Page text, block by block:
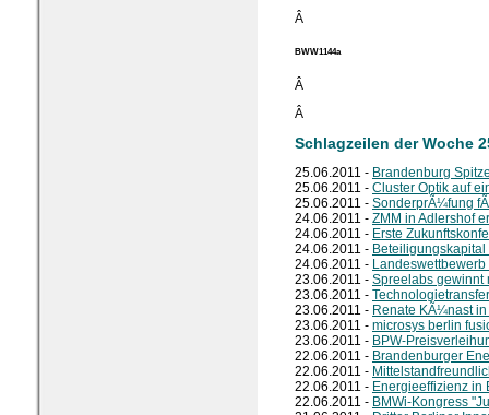
Â
BWW1144a
Â
Â
Schlagzeilen der Woche
25.06.2011 - Brandenburg
25.06.2011 - Cluster Optik auf
25.06.2011 - SonderprÃ¼fung
24.06.2011 - ZMM in Adlershof
24.06.2011 - Erste
24.06.2011 -
24.06.2011 -
23.06.2011 - Spreelabs gewinnt
23.06.2011 -
23.06.2011 - Renate KÃ¼nast
23.06.2011 - microsys berlin
23.06.2011 - BPW-
22.06.2011 - Brandenburger
22.06.2011 -
22.06.2011 - Energieeffizienz in
22.06.2011 - BMWi-Kongress